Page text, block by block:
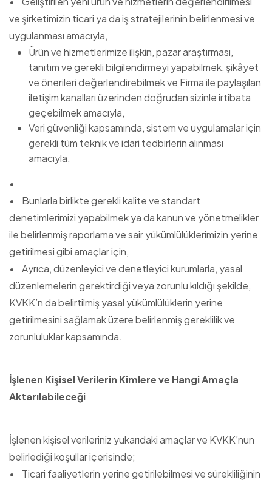
ve şirketimizin ticari ya da iş stratejilerinin belirlenmesi ve
uygulanması amacıyla,
Ürün ve hizmetlerimize ilişkin, pazar araştırması,
tanıtım ve gerekli bilgilendirmeyi yapabilmek, şikâyet
ve önerileri değerlendirebilmek ve Firma ile paylaşılan
iletişim kanalları üzerinden doğrudan sizinle irtibata
geçebilmek amacıyla,
Veri güvenliği kapsamında, sistem ve uygulamalar için
gerekli tüm teknik ve idari tedbirlerin alınması
amacıyla,
•
• Bunlarla birlikte gerekli kalite ve standart
denetimlerimizi yapabilmek ya da kanun ve yönetmelikler
ile belirlenmiş raporlama ve sair yükümlülüklerimizin yerine
getirilmesi gibi amaçlar için,
• Ayrıca, düzenleyici ve denetleyici kurumlarla, yasal
düzenlemelerin gerektirdiği veya zorunlu kıldığı şekilde,
KVKK’n da belirtilmiş yasal yükümlülüklerin yerine
getirilmesini sağlamak üzere belirlenmiş gereklilik ve
zorunluluklar kapsamında.
İşlenen Kişisel Verilerin Kimlere ve Hangi Amaçla
Aktarılabileceği
İşlenen kişisel verileriniz yukarıdaki amaçlar ve KVKK’nun
belirlediği koşullar içerisinde;
• Ticari faaliyetlerin yerine getirilebilmesi ve sürekliliğinin